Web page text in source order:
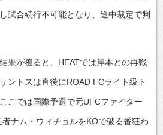
試合続行不可能となり、途中裁定で判
果が覆ると、HEATでは岸本との再戦
ントスは直後にROAD FCライト級ト
こでは国際予選で元UFCファイター
ナム・ウィチョルをKOで破る番狂わ